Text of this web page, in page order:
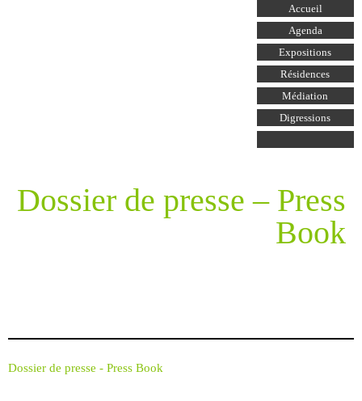
Aller au
contenu
principal
Accueil
Agenda
Expositions
Résidences
Médiation
Digressions
Dossier de presse – Press
Book
Dossier de presse - Press Book